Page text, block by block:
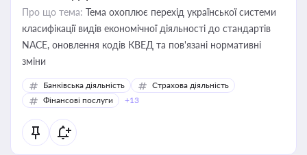
Про що тема: Тема охоплює перехід української системи
класифікації видів економічної діяльності до стандартів
NACE, оновлення кодів КВЕД та пов'язані нормативні
зміни
Банківська діяльність
Страхова діяльність
Фінансові послуги
+13